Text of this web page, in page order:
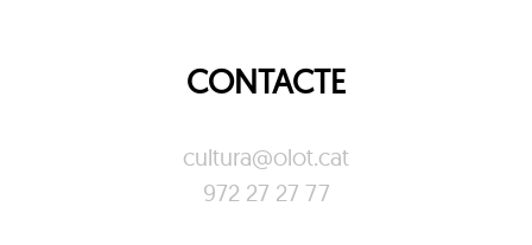
CONTACTE
cultura@olot.cat
972 27 27 77